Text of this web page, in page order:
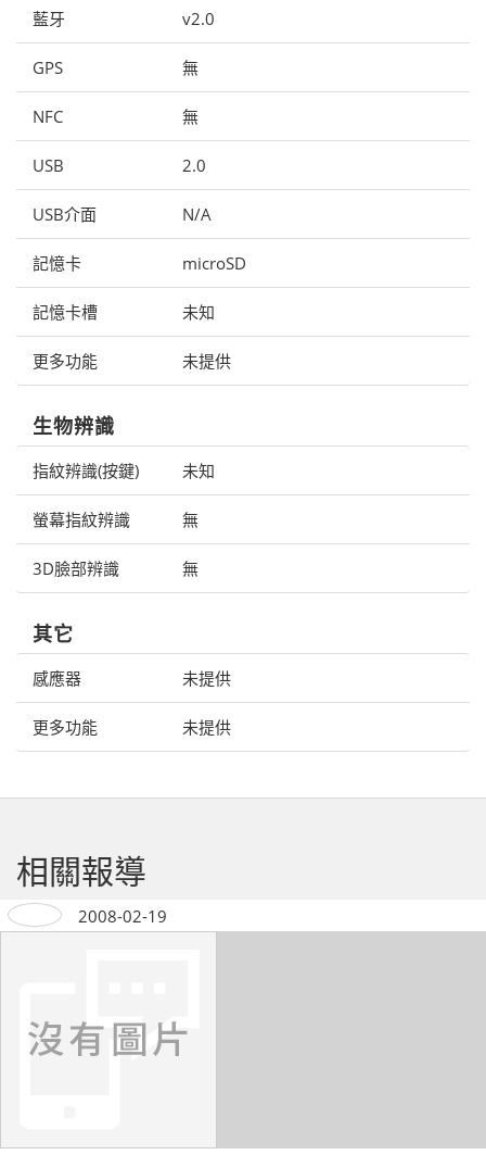
藍牙 v2.0
GPS 無
NFC 無
USB 2.0
USB介面 N/A
記憶卡 microSD
記憶卡槽 未知
更多功能 未提供
生物辨識
指紋辨識(按鍵) 未知
螢幕指紋辨識 無
3D臉部辨識 無
其它
感應器 未提供
更多功能 未提供
相關報導
2008-02-19